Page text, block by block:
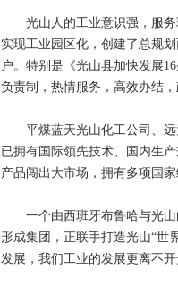
光山人的工业意识强，服务
实现工业园区化，创建了总规
户。特别是《光山县加快发展
负责制，热情服务，高效办结
平煤蓝天光山化工公司、远
已拥有国际领先技术、国内生
产品闯出大市场，拥有多项国
一个由西班牙布鲁哈与光山
形成集团，正联手打造光山“世
发展，我们工业的发展更离不